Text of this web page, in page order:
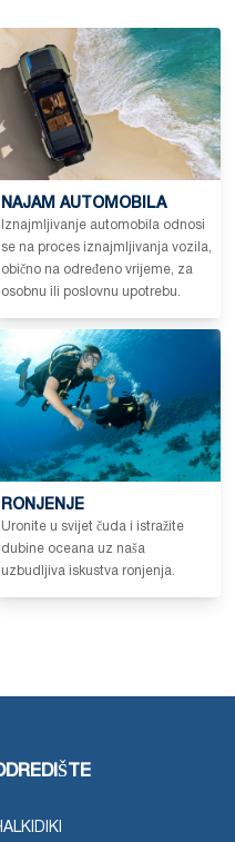
NAJAM AUTOMOBILA
Iznajmljivanje automobila odnosi
se na proces iznajmljivanja vozila,
obično na određeno vrijeme, za
osobnu ili poslovnu upotrebu.
RONJENJE
Uronite u svijet čuda i istražite
dubine oceana uz naša
uzbudljiva iskustva ronjenja.